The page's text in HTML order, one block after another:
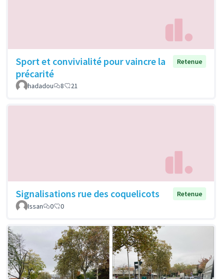
Sport et convivialité pour vaincre la
précarité
Retenue
hadadou 8 21
Signalisations rue des coquelicots
Retenue
Issan
0 0